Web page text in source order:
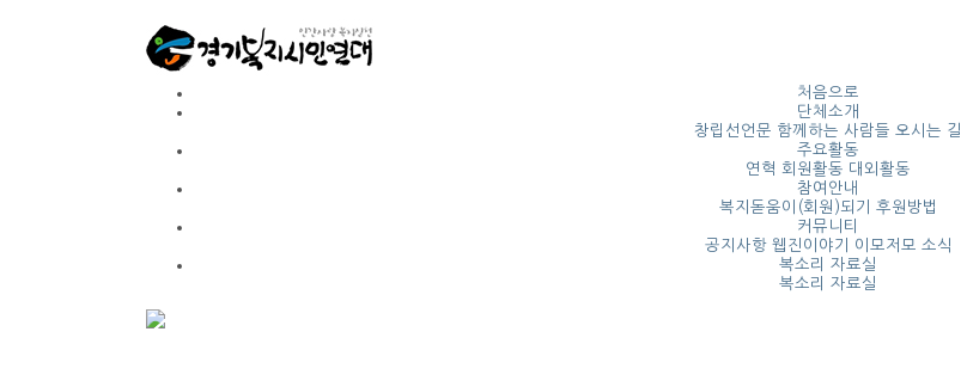
처음으로
단체소개
창립선언문 함께하는 사람들 오시는 길
주요활동
연혁 회원활동 대외활동
참여안내
복지돋움이(회원)되기 후원방법
커뮤니티
공지사항 웹진이야기
이모저모 소식
복소리 자료실
복소리 자료실